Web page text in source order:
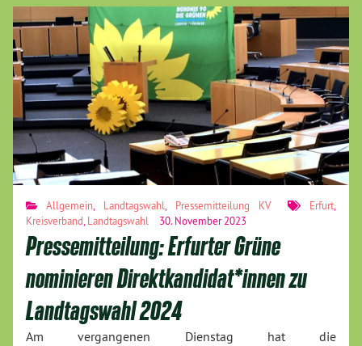
Allgemein Landtagswahl Pressemitteilung KV Erfurt
Kreisverband Landtagswahl 30. November 2023
Pressemitteilung: Erfurter Grüne
nominieren Direktkandidat*innen zu
Landtagswahl 2024
Am vergangenen Dienstag hat die